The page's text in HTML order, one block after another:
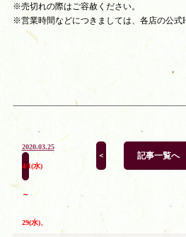
※売切れの際はご容赦ください。
※営業時間などにつきましては、各店の公式
2020.03.25
4/1(水)
～
29(水)、
＜ 記事一覧へ